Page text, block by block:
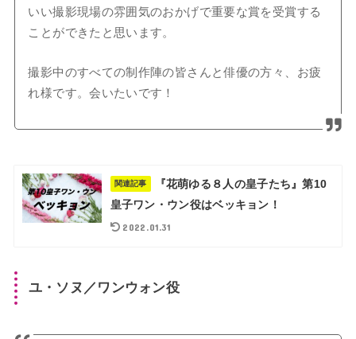
いい撮影現場の雰囲気のおかげで重要な賞を受賞する
ことができたと思います。
撮影中のすべての制作陣の皆さんと俳優の方々、お疲
れ様です。会いたいです！
関連記事
『花萌ゆる８人の皇子たち』第10
皇子ワン・ウン役はベッキョン！
2022.01.31
ユ・ソヌ／ワンウォン役